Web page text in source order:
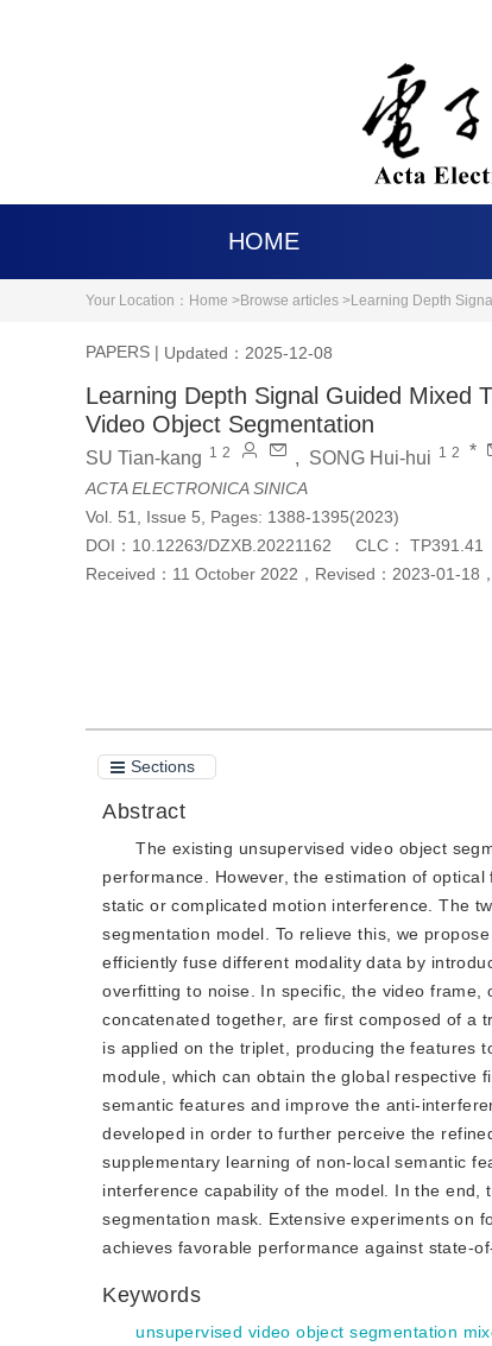
HOME
Your Location： Home >Browse articles >Learning Depth
PAPERS | Updated：2025-12-08
Learning Depth Signal Guided Mixed
Video Object Segmentation
SU Tian-kang 1 2 , SONG Hui-hui 1 2 *
ACTA ELECTRONICA SINICA
Vol. 51, Issue 5, Pages: 1388-1395(2023)
DOI： 10.12263/DZXB.20221162 CLC：
TP391.41
Received： 11 October 2022 ， Revised： 2023-01-18 ，
Sections
Abstract
The existing unsupervised video object
performance. However, the estimation of
static or complicated motion interference. The
segmentation model. To relieve this, we
efficiently fuse different modality data by
overfitting to noise. In specific, the video
concatenated together, are first composed of a
is applied on the triplet, producing the features
module, which can obtain the global respective
semantic features and improve the anti-
developed in order to further perceive the
supplementary learning of non-local semantic
interference capability of the model. In the
segmentation mask. Extensive experiments on
achieves favorable performance against state-
Keywords
unsupervised video object segmentation